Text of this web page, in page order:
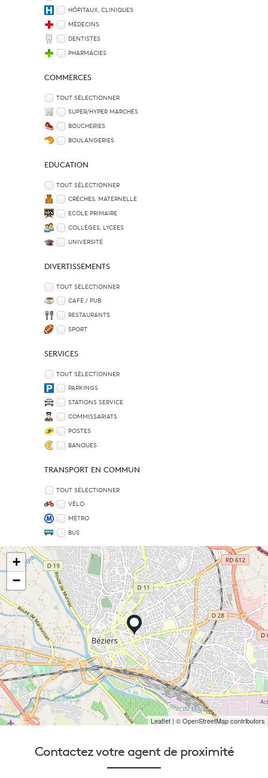
HÔPITAUX, CLINIQUES
MÉDECINS
DENTISTES
PHARMACIES
COMMERCES
TOUT SÉLECTIONNER
SUPER/HYPER MARCHÉS
BOUCHERIES
BOULANGERIES
EDUCATION
TOUT SÉLECTIONNER
CRÈCHES, MATERNELLE
ECOLE PRIMAIRE
COLLÈGES, LYCÉES
UNIVERSITÉ
DIVERTISSEMENTS
TOUT SÉLECTIONNER
CAFÉ / PUB
RESTAURANTS
SPORT
SERVICES
TOUT SÉLECTIONNER
PARKINGS
STATIONS SERVICE
COMMISSARIATS
POSTES
BANQUES
TRANSPORT EN COMMUN
TOUT SÉLECTIONNER
VÉLO
MÉTRO
BUS
+
−
Leaflet | © OpenStreetMap contributors
Contactez votre agent de proximité